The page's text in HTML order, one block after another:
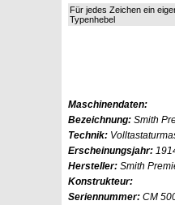
Für jedes Zeichen ein
Typenhebel
Maschinendaten:
Bezeichnung: Smith
Technik:
Erscheinungsjahr:
Hersteller: Smith
Konstrukteur:
Seriennummer: CM